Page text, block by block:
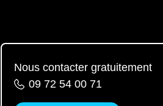
Nous contacter gratuitement
09 72 54 00 71